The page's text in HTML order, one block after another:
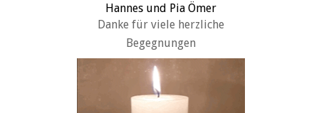
Hannes und Pia Ömer
Danke für viele herzliche
Begegnungen